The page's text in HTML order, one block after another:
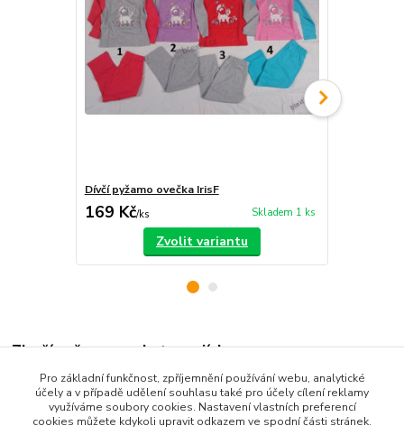
Dívčí pyžamo ovečka IrisF
169 Kč/ks Skladem 1 ks
Zvolit variantu
Zboží zařazeno v kategoriích
Dětské oblečení
Dětská pyžama a košilky
Pro základní funkčnost, zpříjemnění používání webu, analytické
účely a v případě udělení souhlasu také pro účely cílení reklamy
využíváme soubory cookies. Nastavení vlastních preferencí
cookies můžete kdykoli upravit odkazem ve spodní části stránek.